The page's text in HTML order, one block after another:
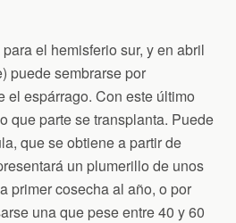
el hemisferio sur, y en abril
puede sembrarse por
el espárrago. Con este último
que parte se transplanta. Puede
que se obtiene a partir de
un plumerillo de unos
primer cosecha al año, o por
una que pese entre 40 y 60